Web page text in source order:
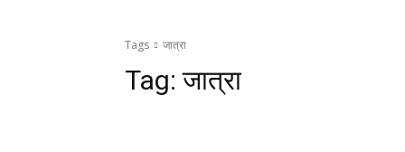
Tags जात्रा
Tag:जात्रा